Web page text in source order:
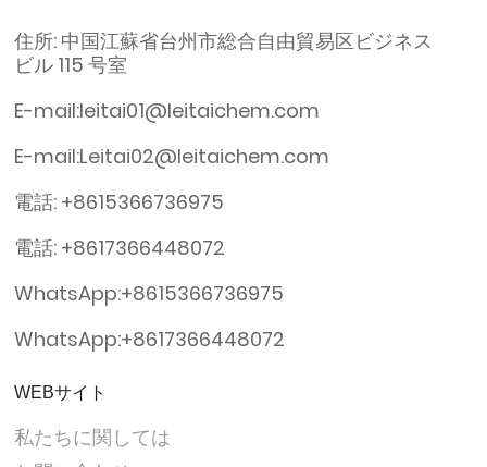
住所: 中国江蘇省台州市総合自由貿易区ビジネス
ビル 115 号室
E-mail:leitai01@leitaichem.com
E-mail:Leitai02@leitaichem.com
電話: +8615366736975
電話: +8617366448072
WhatsApp:+8615366736975
WhatsApp:+8617366448072
WEBサイト
私たちに関しては